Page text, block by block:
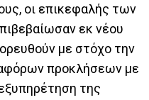
οι επικεφαλής των
εκ νέου
με στόχο την
προκλήσεων με
της